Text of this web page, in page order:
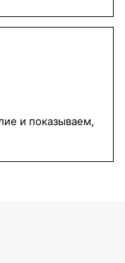
и показываем,